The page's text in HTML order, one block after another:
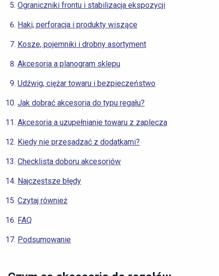
Ograniczniki frontu i stabilizacja ekspozycji
Haki, perforacja i produkty wiszące
Kosze, pojemniki i drobny asortyment
Akcesoria a planogram sklepu
Udźwig, ciężar towaru i bezpieczeństwo
Jak dobrać akcesoria do typu regału?
Akcesoria a uzupełnianie towaru z zaplecza
Kiedy nie przesadzać z dodatkami?
Checklista doboru akcesoriów
Najczęstsze błędy
Czytaj również
FAQ
Podsumowanie